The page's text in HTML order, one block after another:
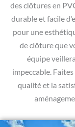
des clôtures en
durable et facile
pour une
de clôture que
équipe
impeccable.
qualité et la